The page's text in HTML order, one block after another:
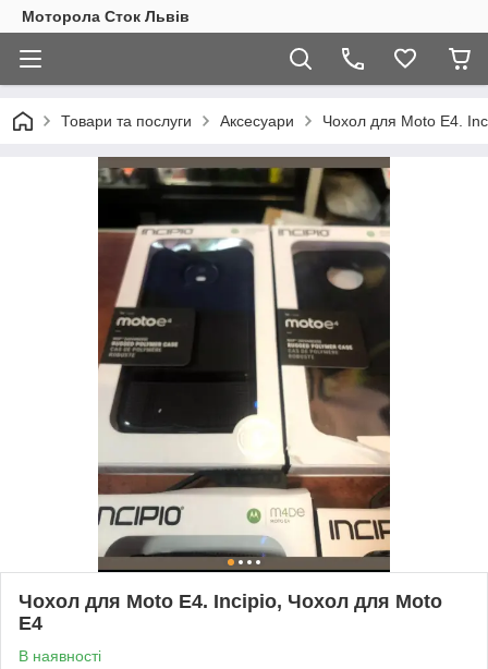
Моторола Сток Львів
Товари та послуги Аксесуари Чохол для Moto E4.
Чохол для Moto E4. Incipio, Чохол для Moto
E4
В наявності